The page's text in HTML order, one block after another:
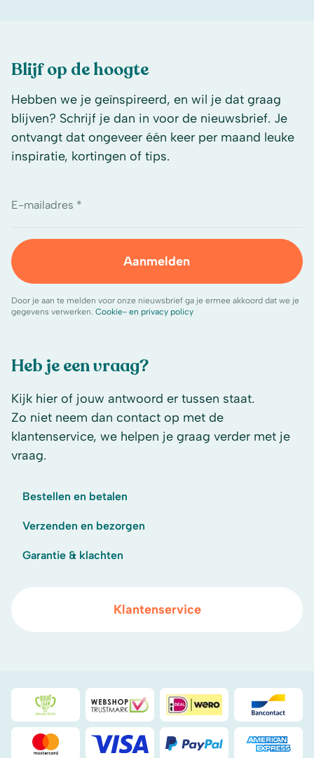
Heb je een vraag?
Kijk hier of jouw antwoord er tussen staat.
Zo niet neem dan contact op met de
klantenservice, we helpen je graag verder met je
vraag.
Bestellen en betalen
Verzenden en bezorgen
Garantie & klachten
Klantenservice
Blijf op de hoogte
Hebben we je geïnspireerd, en wil je dat graag
blijven? Schrijf je dan in voor de nieuwsbrief. Je
ontvangt dat ongeveer één keer per maand leuke
inspiratie, kortingen of tips.
E-mailadres *
Aanmelden
Door je aan te melden voor onze nieuwsbrief ga je ermee akkoord dat we je
gegevens verwerken. Cookie- en privacy policy
Duurzaamheidsprijs duin- & bollenstreek
WebwinkelKeuriDeal
Mastercard Visa PayPal